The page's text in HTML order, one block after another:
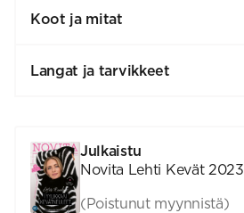
Koot ja mitat
Langat ja tarvikkeet
Julkaistu
Novita Lehti Kevät 2023
(Poistunut myynnistä)